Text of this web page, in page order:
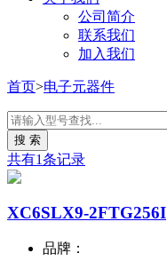
公司简介
联系我们
加入我们
首页>电子元器件
共有1条记录
XC6SLX9-2FTG256I
品牌：